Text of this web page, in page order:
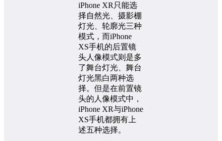
iPhone XR只能选
择自然光、摄影棚
灯光、轮廓光三种
模式，而iPhone
XS手机的后置镜
头人像模式则是多
了舞台灯光、舞台
灯光黑白两种选
择。但是在前置镜
头的人像模式中，
iPhone XR与iPhone
XS手机都拥有上
述五种选择。